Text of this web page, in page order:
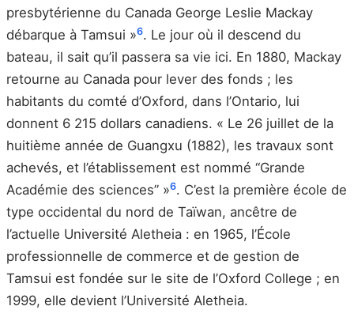
presbytérienne du Canada George Leslie Mackay
débarque à Tamsui »6. Le jour où il descend du
bateau, il sait qu’il passera sa vie ici. En 1880, Mackay
retourne au Canada pour lever des fonds ; les
habitants du comté d’Oxford, dans l’Ontario, lui
donnent 6 215 dollars canadiens. « Le 26 juillet de la
huitième année de Guangxu (1882), les travaux sont
achevés, et l’établissement est nommé “Grande
Académie des sciences” »6. C’est la première école de
type occidental du nord de Taïwan, ancêtre de
l’actuelle Université Aletheia : en 1965, l’École
professionnelle de commerce et de gestion de
Tamsui est fondée sur le site de l’Oxford College ; en
1999, elle devient l’Université Aletheia.